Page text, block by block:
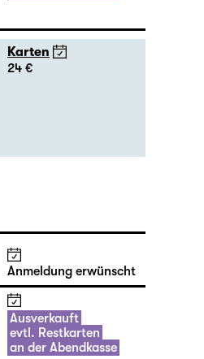
Karten
24 €
Anmeldung erwünscht
Ausverkauft
evtl. Restkarten
an der Abendkasse